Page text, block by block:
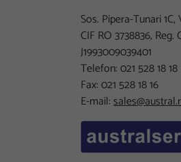
Sos. Pipera-Tunari
CIF RO 3738836, Reg.
J1993009039401
Telefon: 021 528 18 18
Fax: 021 528 18 16
E-mail: